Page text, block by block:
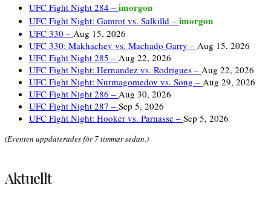
UFC Fight Night 284 – imorgon
UFC Fight Night: Gamrot vs. Salkilld – imorgon
UFC 330 – Aug 15, 2026
UFC 330: Makhachev vs. Machado Garry – Aug 15, 2026
UFC Fight Night 285 – Aug 22, 2026
UFC Fight Night: Hernandez vs. Rodrigues – Aug 22, 2026
UFC Fight Night: Nurmagomedov vs. Song – Aug 29, 2026
UFC Fight Night 286 – Aug 30, 2026
UFC Fight Night 287 – Sep 5, 2026
UFC Fight Night: Hooker vs. Parnasse – Sep 5, 2026
(Eventen uppdaterades för 7 timmar sedan.)
Aktuellt